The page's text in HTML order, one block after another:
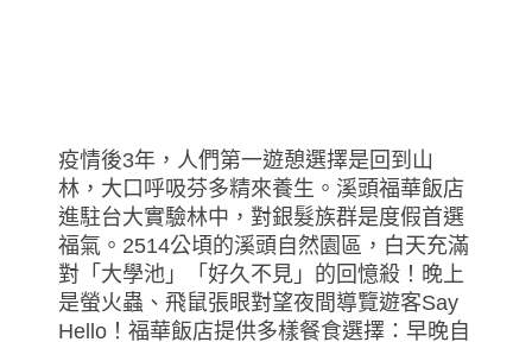
疫情後3年，人們第一遊憩選擇是回到山
林，大口呼吸芬多精來養生。溪頭福華飯店
進駐台大實驗林中，對銀髮族群是度假首選
福氣。2514公頃的溪頭自然園區，白天充滿
對「大學池」「好久不見」的回憶殺！晚上
是螢火蟲、飛鼠張眼對望夜間導覽遊客Say
Hello！福華飯店提供多樣餐食選擇：早晚自